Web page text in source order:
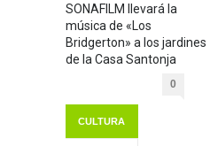
SONAFILM llevará la
música de «Los
Bridgerton» a los jardines
de la Casa Santonja
0
CULTURA